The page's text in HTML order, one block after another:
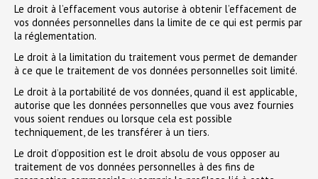
Le droit à l’effacement vous autorise à obtenir l’effacement de
vos données personnelles dans la limite de ce qui est permis par
la réglementation.
Le droit à la limitation du traitement vous permet de demander
à ce que le traitement de vos données personnelles soit limité.
Le droit à la portabilité de vos données, quand il est applicable,
autorise que les données personnelles que vous avez fournies
vous soient rendues ou lorsque cela est possible
techniquement, de les transférer à un tiers.
Le droit d’opposition est le droit absolu de vous opposer au
traitement de vos données personnelles à des fins de